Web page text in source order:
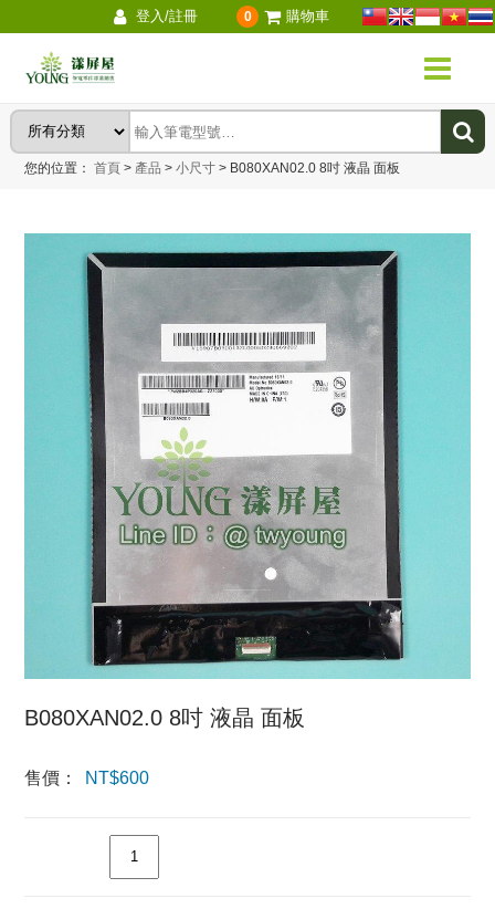
登入/註冊 0 購物車
您的位置：首頁 > 產品 > 小尺寸 > B080XAN02.0 8吋 液晶 面板
B080XAN02.0 8吋 液晶 面板
售價： NT$600